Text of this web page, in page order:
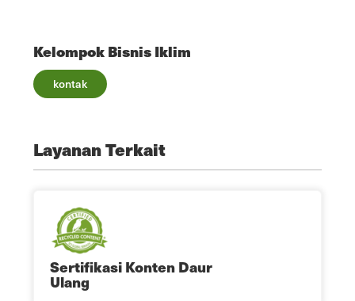
Kelompok Bisnis Iklim
kontak
Layanan Terkait
Sertifikasi Konten Daur
Ulang